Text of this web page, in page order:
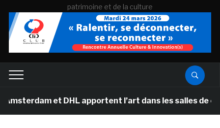
patrimoine et de la culture
et DHL apportent l’art dans les salles de classe